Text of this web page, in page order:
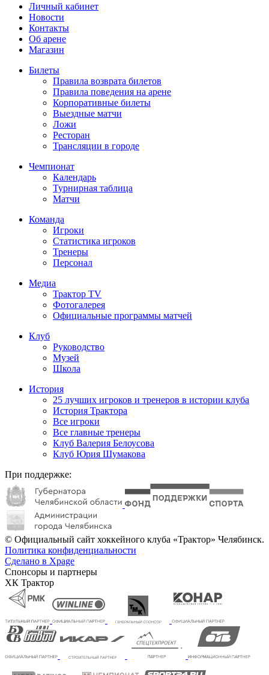
Личный кабинет
Новости
Контакты
Об арене
Магазин
Билеты
Правила возврата билетов
Правила поведения на арене
Корпоративные билеты
Выездные матчи
Ложи
Ресторан
Трансляции в городе
Чемпионат
Календарь
Турнирная таблица
Матчи
Команда
Игроки
Статистика игроков
Тренеры
Персонал
Медиа
Трактор TV
Фотогалерея
Официальные программы матчей
Клуб
Руководство
Музей
Школа
История
25 лучших игроков и тренеров в истории клуба
История Трактора
Все игроки
Все главные тренеры
Клуб Валерия Белоусова
Клуб Юрия Шумакова
При поддержке:
© Официальный сайт хоккейного клуба «Трактор» Челябинск.
Политика конфиденциальности
Сделано в Xpage
Спонсоры и партнеры
ХК Трактор